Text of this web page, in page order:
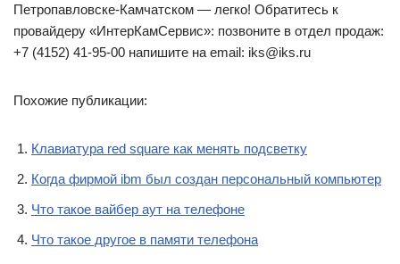
Петропавловске-Камчатском — легко! Обратитесь к
провайдеру «ИнтерКамСервис»: позвоните в отдел продаж:
+7 (4152) 41-95-00 напишите на email: iks@iks.ru
Похожие публикации:
Клавиатура red square как менять подсветку
Когда фирмой ibm был создан персональный компьютер
Что такое вайбер аут на телефоне
Что такое другое в памяти телефона